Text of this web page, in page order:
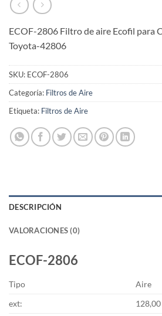
ECOF-2806 Filtro de aire Ecofil para
Toyota-42806
SKU: ECOF-2806
Categoría: Filtros de Aire
Etiqueta: Filtros de Aire
DESCRIPCIÓN
VALORACIONES (0)
ECOF-2806
Tipo
Aire
ext: